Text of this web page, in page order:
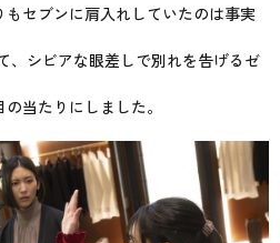
セブンに肩入れしていたのは事実
、シビアな眼差しで別れを告げるゼ
当たりにしました。